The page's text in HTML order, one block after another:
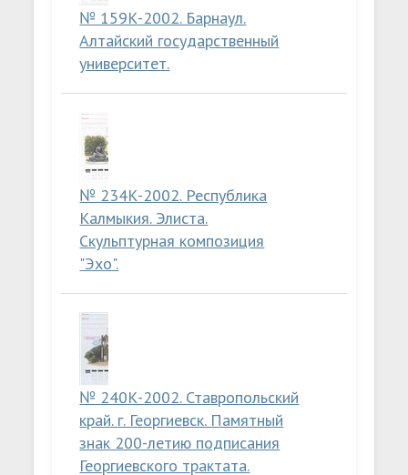
№ 159К-2002. Барнаул.
Алтайский государственный
университет.
№ 234К-2002. Республика
Калмыкия. Элиста.
Скульптурная композиция
"Эхо".
№ 240К-2002. Ставропольский
край. г. Георгиевск. Памятный
знак 200-летию подписания
Георгиевского трактата.